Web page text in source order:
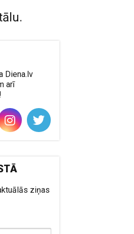
Diena.lv
arī
ziņas